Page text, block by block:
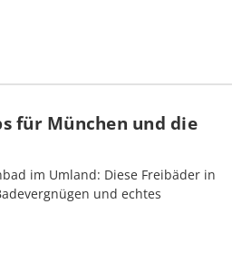
für München und die
im Umland: Diese Freibäder in
und echtes